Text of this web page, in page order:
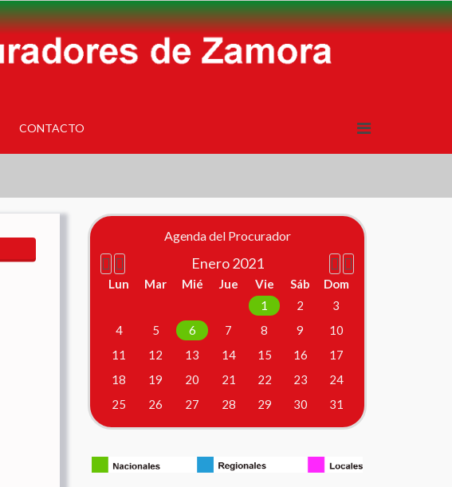
CONTACTO
Agenda del Procurador
Año
anterior
Mes
anterior Próximo
año
Próximo
mes
Enero 2021
Lun Mar Mié Jue Vie Sáb
Dom
1
2
3
4
5 6 7 8 9
10
11
12 13 14 15 16
17
18
19 20 21 22 23
24
25
26 27 28 29 30 31